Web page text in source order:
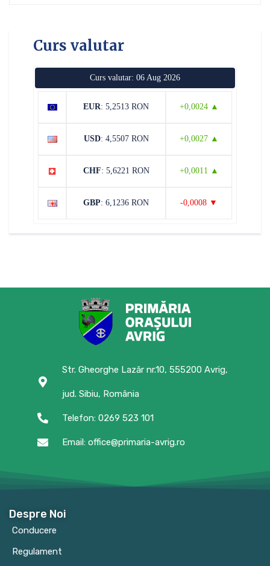
Curs valutar
Curs valutar: 06 Aug 2026
EUR: 5,2513 RON +0,0024 ▲
USD: 4,5507 RON +0,0027 ▲
CHF: 5,6221 RON +0,0011 ▲
GBP: 6,1236 RON -0,0008 ▼
Str. Gheorghe Lazăr nr.10, 555200 Avrig,
jud. Sibiu, România
Telefon: 0269 523 101
Email: office@primaria-avrig.ro
Despre Noi
Conducere
Regulament